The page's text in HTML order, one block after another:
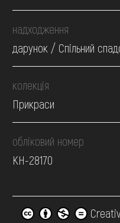
надходження
дарунок / Спільний
колекція
Прикраси
обліковий номер
КН-28170